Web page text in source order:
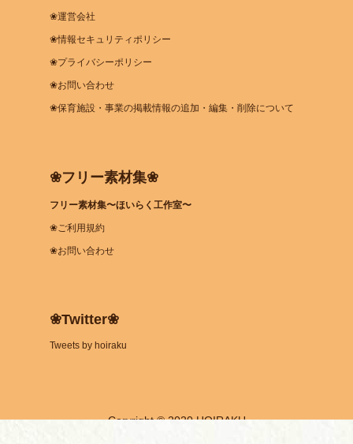
❀運営会社
❀情報セキュリティポリシー
❀プライバシーポリシー
❀お問い合わせ
❀保育施設・事業の掲載情報の追加・編集・削除について
❀フリー素材集❀
フリー素材集〜ほいらく工作室〜
❀ご利用規約
❀お問い合わせ
❀Twitter❀
Tweets by hoiraku
Coryright © 2020 HOIRAKU